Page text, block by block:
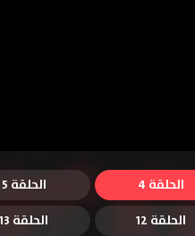
الحلقة 4 الحلقة 5
الحلقة 12 الحلقة 13